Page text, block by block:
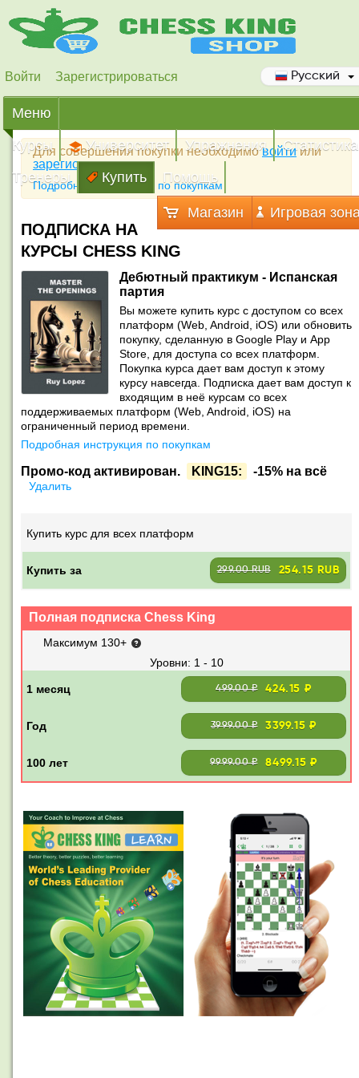
Войти Зарегистрироваться Русский
Меню
Курсы
Университет Упражнения
Статистика
Тренеры
Купить Помощь
Магазин Игровая
Для совершения покупки необходимовойтиили
зарегистрироваться
Подробная инструкция по покупкам
ПОДПИСКА НА
КУРСЫ CHESS KING
Дебютный практикум - Испанская
партия
Вы можете купить курс с доступом со всех
платформ (Web, Android, iOS) или обновить
покупку, сделанную в Google Play и App
Store, для доступа со всех платформ.
Покупка курса дает вам доступ к этому
курсу навсегда. Подписка дает вам доступ к
входящим в неё курсам со всех
поддерживаемых платформ (Web, Android, iOS) на
ограниченный период времени.
Подробная инструкция по покупкам
Промо-код активирован. KING15: -15% на всё
Удалить
Купить курс для всех платформ
Купить за 299.00 RUB 254.15 RUB
Полная подписка Chess King
Максимум 130+
1 - 10
499.00 ₽ 424.15 ₽
3999.00 ₽ 3399.15 ₽
9999.00 ₽ 8499.15 ₽